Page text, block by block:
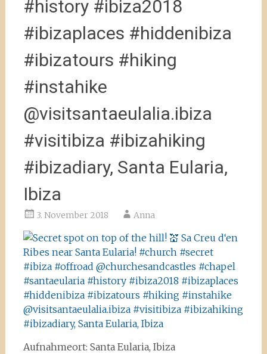
#history #ibiza2018
#ibizaplaces #hiddenibiza
#ibizatours #hiking
#instahike
@visitsantaeulalia.ibiza
#visitibiza #ibizahiking
#ibizadiary, Santa Eularia,
Ibiza
3. November 2018 Anna
Aufnahmeort: Santa Eularia, Ibiza